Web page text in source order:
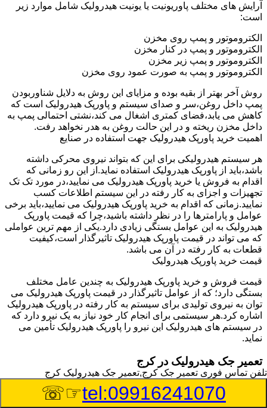
آرایش های مختلف پاوریونیت یا یونیت هیدرولیک شامل موارد زیر
است:
الکتروموتور و پمپ روی مخزن
الکتروموتور و پمپ در کنار مخزن
الکتروموتور و پمپ زیر مخزن
الکتروموتور و پمپ به صورت عمود روی مخزن
روش آخر بهتر از بقیه بوده و مزایای این روش به دلایل شناوربودن
پمپ داخل روغن،سر و صدای سیستم و پاورپک هیدرولیک است که
کاهش می یابد،فضای کمتری اشغال می کند،نشتی احتمالی پمپ به
داخل مخزن ریخته و در این حالت روغن به هدر نخواهد رفت.
اهمیت خرید پاورپک هیدرولیک جهت استفاده در صنایع
هر سیستم هیدرولیکی برای این که بتواند نیروی محرکی داشته
باشد،باید از پاورپک هیدرولیک استفاده نماید.از این رو زمانی که
اقدام به فروش یا خرید پاورپک هیدرولیک می نمایید،در مورد تک تک
تجهیزات و اجزای به کار رفته در این سیستم اطلاعات کسب
نمایید.زمانی که اقدام به خرید پاورپک هیدرولیک می نمایید،باید برخی
عوامل و پارامترها را در نظر داشته باشید،چرا که قیمت پاورپک
هیدرولیک به این عوامل بستگی زیادی دارد.یکی از مهم ترین عواملی
که می تواند در قیمت پاورپک هیدرولیک تاثیرگذار است،کیفیت
قطعات به کار رفته در آن می باشد.
قیمت خرید پاورپک هیدرولیک
قیمت فروش و خرید پاورپک هیدرولیک به چندین عامل مختلف
بستگی دارد؛ که از عوامل تاثیرگذار در قیمت پاورپک هیدرولیک می
توان به نیروی تولیدی برای سیستم به کار رفته در پاورپک هیدرولیک
اشاره کرد.هر سیستمی برای انجام کار خود نیاز به یک نیرو دارد که
در سیستم های هیدرولیک این نیرو را پاورپک هیدرولیک تأمین می
نماید.
تعمیر جک هیدرولیک در کرج
وسیله‎ای که با عملکرد خود موجب بلند شدن اهرم و یا وزن سنگین
در یک قسمت می گردد را جک هیدرولیک می نامند.جک هیدرولیک
تلفن تماس فوری تعمیر جک کرج,تعمیر جک هیدرولیک کرج
tel:09916241070
☞☏